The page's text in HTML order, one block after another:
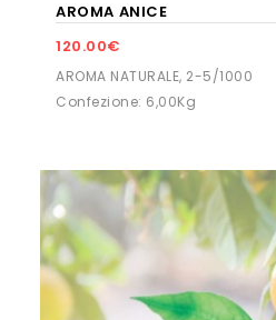
AROMA ANICE
120.00€
AROMA NATURALE, 2-5/1000
Confezione: 6,00Kg